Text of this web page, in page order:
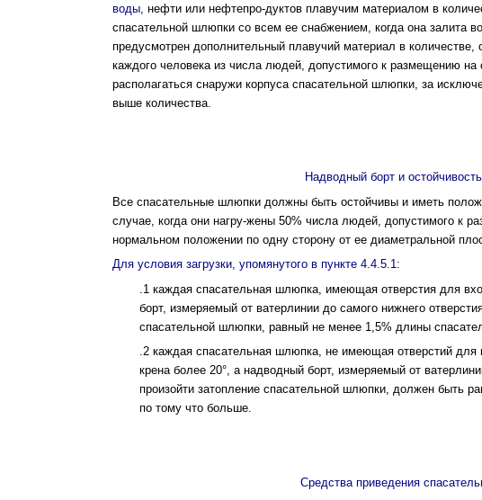
воды , нефти или нефтепро-дуктов плавучим материалом в
спасательной шлюпки со всем ее снабжением, когда она залита
предусмотрен дополнитель­ный плавучий материал в
каждого человека из числа людей, допустимого к размещению
распо­лагаться снаружи корпуса спасательной шлюпки, за
выше количества.
Надводный борт и
Все спасательные шлюпки должны быть остой­чивы и иметь
случае, когда они нагру-жены 50% числа людей, допустимого к
нормальном положе­нии по одну сторону от ее диаметральной
Для условия загрузки, упомянутого в пункте 4.4.5.1:
.1 каждая спасательная шлюпка, имеющая отвер­стия для
борт, измеряемый от ватерлинии до самого нижнего
спасательной шлюпки, равный не менее 1,5% длины
.2 каждая спасательная шлюпка, не имеющая отверстий для
крена более 20°, а надводный борт, измеряемый от
произойти затопление спасательной шлюпки, должен
по тому что больше.
Средства приведения